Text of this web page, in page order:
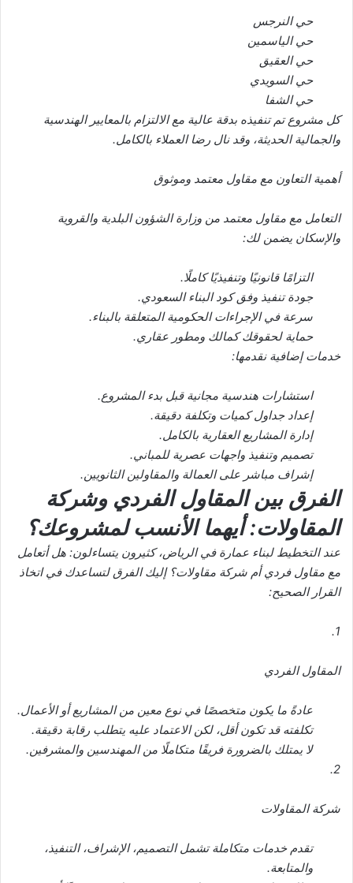
حي النرجس
حي الياسمين
حي العقيق
حي السويدي
حي الشفا
كل مشروع تم تنفيذه بدقة عالية مع الالتزام بالمعايير الهندسية
والجمالية الحديثة، وقد نال رضا العملاء بالكامل.
أهمية التعاون مع مقاول معتمد وموثوق
التعامل مع مقاول معتمد من وزارة الشؤون البلدية والقروية
والإسكان يضمن لك:
التزامًا قانونيًا وتنفيذيًا كاملًا.
جودة تنفيذ وفق كود البناء السعودي.
سرعة في الإجراءات الحكومية المتعلقة بالبناء.
حماية لحقوقك كمالك ومطور عقاري.
خدمات إضافية نقدمها:
استشارات هندسية مجانية قبل بدء المشروع.
إعداد جداول كميات وتكلفة دقيقة.
إدارة المشاريع العقارية بالكامل.
تصميم وتنفيذ واجهات عصرية للمباني.
إشراف مباشر على العمالة والمقاولين الثانويين.
الفرق بين المقاول الفردي وشركة
المقاولات: أيهما الأنسب لمشروعك؟
عند التخطيط لبناء عمارة في الرياض، كثيرون يتساءلون: هل أتعامل
مع مقاول فردي أم شركة مقاولات؟ إليك الفرق لتساعدك في اتخاذ
القرار الصحيح:
1.
المقاول الفردي
عادةً ما يكون متخصصًا في نوع معين من المشاريع أو الأعمال.
تكلفته قد تكون أقل، لكن الاعتماد عليه يتطلب رقابة دقيقة.
لا يمتلك بالضرورة فريقًا متكاملًا من المهندسين والمشرفين.
2.
شركة المقاولات
تقدم خدمات متكاملة تشمل التصميم، الإشراف، التنفيذ،
والمتابعة.